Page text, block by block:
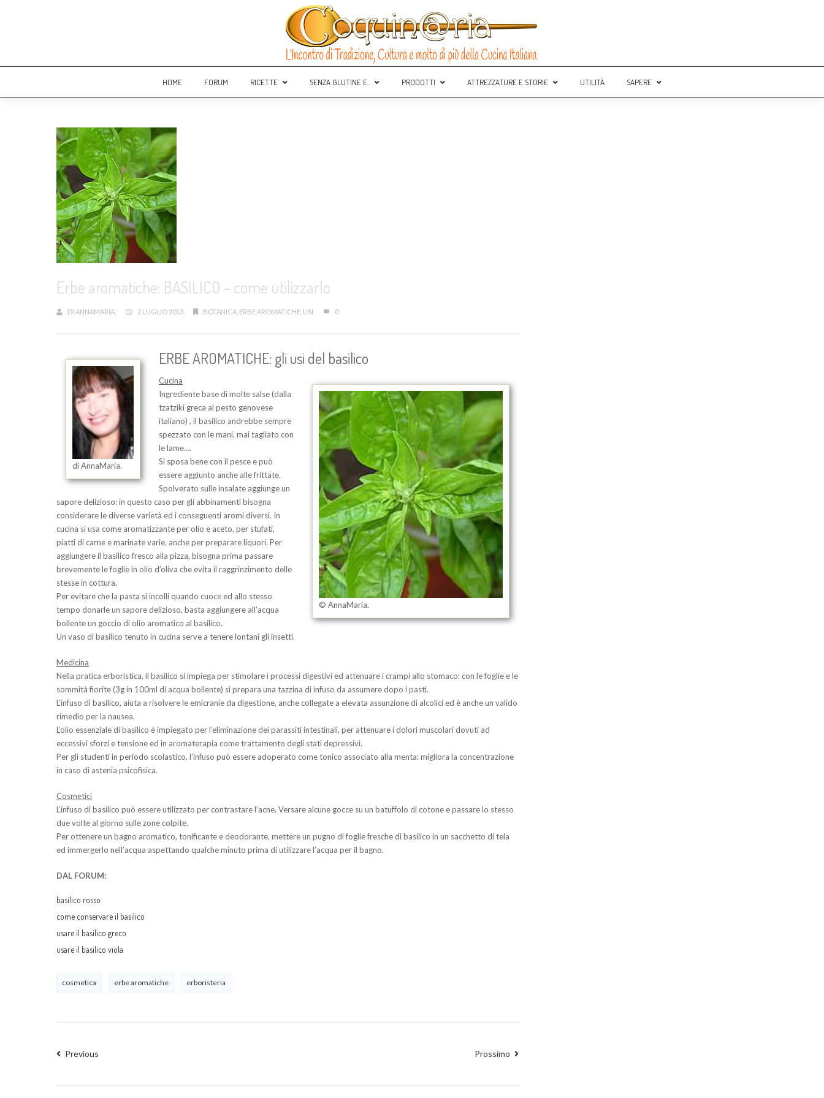
HOME FORUM RICETTE SENZA GLUTINE E.. PRODOTTI ATTREZZATURE E STORIE UTILITÀ SAPERE
Erbe aromatiche: BASILICO – come utilizzarlo
DI ANNAMARIA. 2 LUGLIO 2013 BOTANICA ERBE AROMATICHE USI 0
di AnnaMaria.
ERBE AROMATICHE: gli usi del basilico
© AnnaMaria.
Cucina
Ingrediente base di molte salse (dalla
tzatziki greca al pesto genovese
italiano) , il basilico andrebbe sempre
spezzato con le mani, mai tagliato con
le lame….
Si sposa bene con il pesce e può
essere aggiunto anche alle frittate.
Spolverato sulle insalate aggiunge un
sapore delizioso: in questo caso per gli abbinamenti bisogna
considerare le diverse varietà ed i conseguenti aromi diversi. In
cucina si usa come aromatizzante per olio e aceto, per stufati,
piatti di carne e marinate varie, anche per preparare liquori. Per
aggiungere il basilico fresco alla pizza, bisogna prima passare
brevemente le foglie in olio d’oliva che evita il raggrinzimento delle
stesse in cottura.
Per evitare che la pasta si incolli quando cuoce ed allo stesso
tempo donarle un sapore delizioso, basta aggiungere all’acqua
bollente un goccio di olio aromatico al basilico.
Un vaso di basilico tenuto in cucina serve a tenere lontani gli insetti.
Medicina
Nella pratica erboristica, il basilico si impiega per stimolare i processi digestivi ed attenuare i crampi allo stomaco: con le foglie e le
sommità fiorite (3g in 100ml di acqua bollente) si prepara una tazzina di infuso da assumere dopo i pasti.
L’infuso di basilico, aiuta a risolvere le emicranie da digestione, anche collegate a elevata assunzione di alcolici ed è anche un valido
rimedio per la nausea.
L’olio essenziale di basilico è impiegato per l’eliminazione dei parassiti intestinali, per attenuare i dolori muscolari dovuti ad
eccessivi sforzi e tensione ed in aromaterapia come trattamento degli stati depressivi.
Per gli studenti in periodo scolastico, l’infuso può essere adoperato come tonico associato alla menta: migliora la concentrazione
in caso di astenia psicofisica.
Cosmetici
L’infuso di basilico può essere utilizzato per contrastare l’acne. Versare alcune gocce su un batuffolo di cotone e passare lo stesso
due volte al giorno sulle zone colpite.
Per ottenere un bagno aromatico, tonificante e deodorante, mettere un pugno di foglie fresche di basilico in un sacchetto di tela
ed immergerlo nell’acqua aspettando qualche minuto prima di utilizzare l’acqua per il bagno.
DAL FORUM:
basilico rosso
come conservare il basilico
usare il basilico greco
usare il basilico viola
cosmetica erbe aromatiche erboristeria
Previous Prossimo